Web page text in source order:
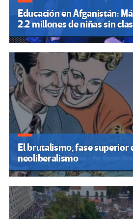
Educación en Afganistán:
2.2 millones de niñas sin
El brutalismo, fase superior
neoliberalismo